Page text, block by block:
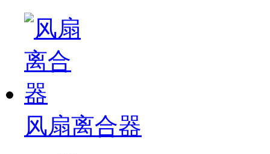
风扇离合器